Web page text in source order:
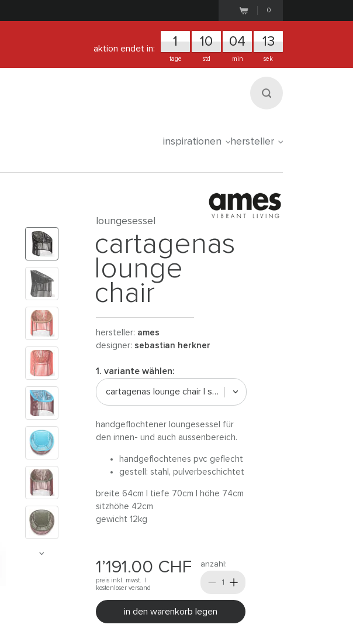
0
aktion endet in: 1
tage
10
std
04
min
13
sek
inspirationen hersteller
loungesessel
cartagenas
lounge
chair
hersteller: ames
designer: sebastian herkner
1. variante wählen:
cartagenas lounge chair | schwarz / schwarz
handgeflochtener loungesessel für
den innen- und auch aussenbereich.
handgeflochtenes pvc geflecht
gestell: stahl, pulverbeschichtet
breite 64cm | tiefe 70cm | höhe 74cm
sitzhöhe 42cm
gewicht 12kg
1’191.00 CHF
preis inkl. mwst. |
kostenloser versand
anzahl:
in den warenkorb legen